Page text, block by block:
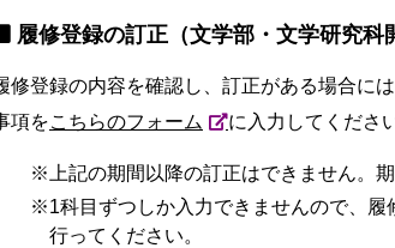
履修登録の訂正（文学部・文学研究科
修登録の内容を確認し、訂正がある場合に
項をこちらのフォーム に入力してくださ
上記の期間以降の訂正はできません。
1科目ずつしか入力できませんので、
行ってください。